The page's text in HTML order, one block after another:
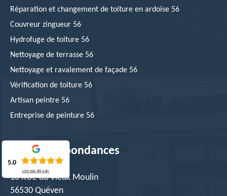
Réparation et changement de toiture en ardoise 56
Couvreur zingueur 56
Hydrofuge de toiture 56
Nettoyage de terrasse 56
Nettoyage et ravalement de façade 56
Vérification de toiture 56
Artisan peintre 56
Entreprise de peinture 56
Nos correspondances
10 RUE du Vieux Moulin
56530 Quéven
5.0
Lire nos84 avis